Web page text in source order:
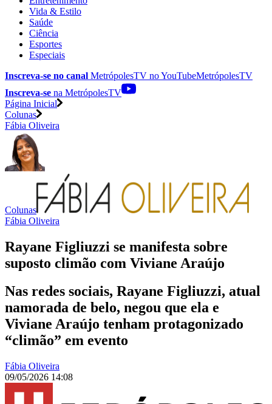
Vida & Estilo
Saúde
Ciência
Esportes
Especiais
Inscreva-se no canal MetrópolesTV noYouTubeMetrópolesTV
Inscreva-se na MetrópolesTV
Página Inicial
Colunas
Fábia Oliveira
Colunas
Fábia Oliveira
Rayane Figliuzzi se manifesta sobre
suposto climão com Viviane Araújo
Nas redes sociais, Rayane Figliuzzi, atual
namorada de belo, negou que ela e
Viviane Araújo tenham protagonizado
“climão” em evento
Fábia Oliveira
09/05/2026 14:08